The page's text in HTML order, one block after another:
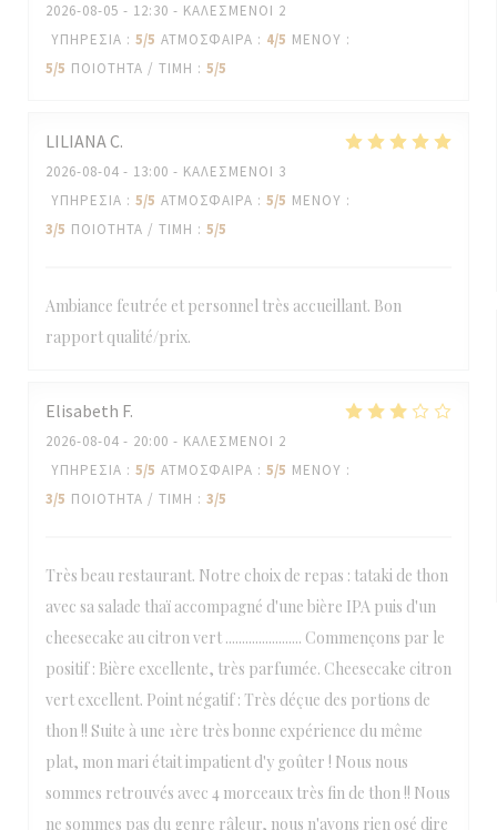
2026-08-05 - 12:30 - ΚΑΛΕΣΜΈΝΟΙ 2
ΥΠΗΡΕΣΊΑ : 5/5 ΑΤΜΌΣΦΑΙΡΑ : 4/5 ΜΕΝΟΎ :
5/5 ΠΟΙΌΤΗΤΑ / ΤΙΜΉ : 5/5
LILIANAC
2026-08-04 - 13:00 - ΚΑΛΕΣΜΈΝΟΙ 3
ΥΠΗΡΕΣΊΑ : 5/5 ΑΤΜΌΣΦΑΙΡΑ : 5/5 ΜΕΝΟΎ :
3/5 ΠΟΙΌΤΗΤΑ / ΤΙΜΉ : 5/5
Ambiance feutrée et personnel très accueillant. Bon
rapport qualité/prix.
Elisabeth F
2026-08-04 - 20:00 - ΚΑΛΕΣΜΈΝΟΙ 2
ΥΠΗΡΕΣΊΑ : 5/5 ΑΤΜΌΣΦΑΙΡΑ : 5/5 ΜΕΝΟΎ :
3/5 ΠΟΙΌΤΗΤΑ / ΤΙΜΉ : 3/5
Très beau restaurant. Notre choix de repas : tataki de thon
avec sa salade thaï accompagné d'une bière IPA puis d'un
cheesecake au citron vert ....................... Commençons par le
positif : Bière excellente, très parfumée. Cheesecake citron
vert excellent. Point négatif : Très déçue des portions de
thon !! Suite à une 1ère très bonne expérience du même
plat, mon mari était impatient d'y goûter ! Nous nous
sommes retrouvés avec 4 morceaux très fin de thon !! Nous
ne sommes pas du genre râleur, nous n'avons rien osé dire